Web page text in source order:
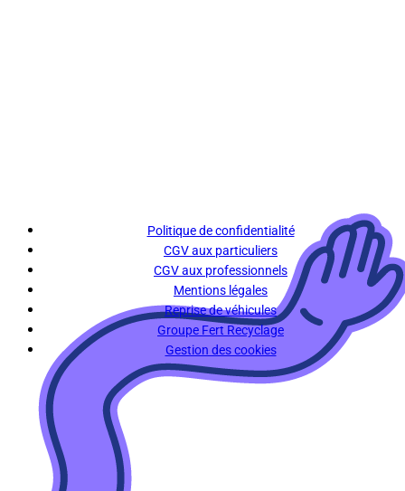
Politique de confidentialité
CGV aux particuliers
CGV aux professionnels
Mentions légales
Reprise de véhicules
Groupe Fert Recyclage
Gestion des cookies